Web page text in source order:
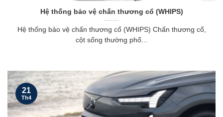
Hệ thống bảo vệ chấn thương cổ (WHIPS)
Hệ thống bảo vệ chấn thương cổ (WHIPS) Chấn thương cổ,
cột sống thường phổ...
21
Th4